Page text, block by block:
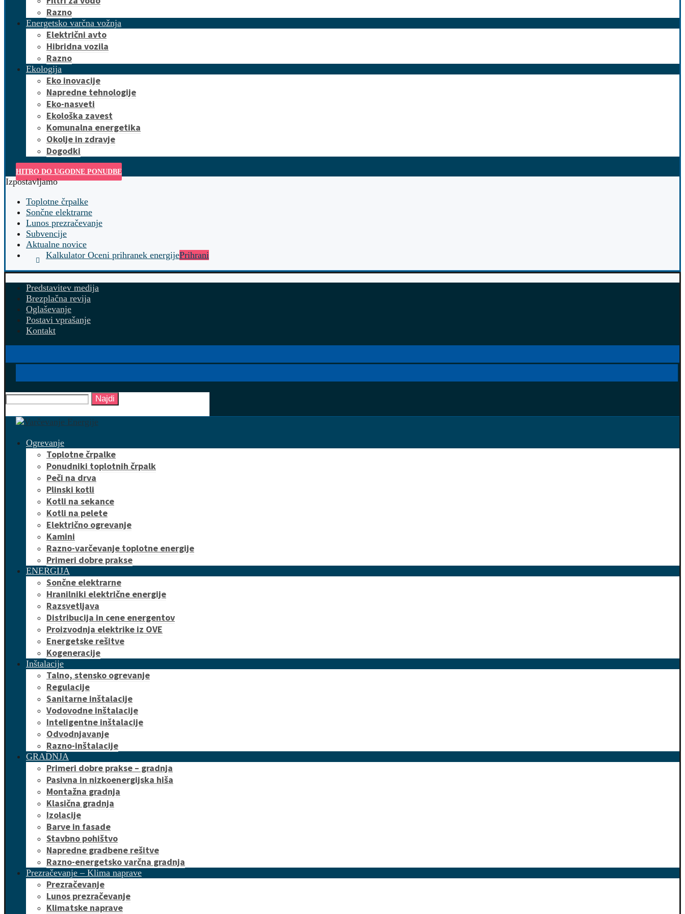
Razno
Energetsko varčna vožnja
Električni avto
Hibridna vozila
Razno
Ekologija
Eko inovacije
Napredne tehnologije
Eko-nasveti
Ekološka zavest
Komunalna energetika
Okolje in zdravje
Dogodki
HITRO DO UGODNE PONUDBE
Izpostavljamo
Toplotne črpalke
Sončne elektrarne
Lunos prezračevanje
Subvencije
Aktualne novice
Kalkulator Oceni prihranek energijePrihrani
Predstavitev medija
Brezplačna revija
Oglaševanje
Postavi vprašanje
Kontakt
Najdi
Ogrevanje
Toplotne črpalke
Ponudniki toplotnih črpalk
Peči na drva
Plinski kotli
Kotli na sekance
Kotli na pelete
Električno ogrevanje
Kamini
Razno-varčevanje toplotne energije
Primeri dobre prakse
ENERGIJA
Sončne elektrarne
Hranilniki električne energije
Razsvetljava
Distribucija in cene energentov
Proizvodnja elektrike iz OVE
Energetske rešitve
Kogeneracije
Inštalacije
Talno, stensko ogrevanje
Regulacije
Sanitarne inštalacije
Vodovodne inštalacije
Inteligentne inštalacije
Odvodnjavanje
Razno-inštalacije
GRADNJA
Primeri dobre prakse – gradnja
Pasivna in nizkoenergijska hiša
Montažna gradnja
Klasična gradnja
Izolacije
Barve in fasade
Stavbno pohištvo
Napredne gradbene rešitve
Razno-energetsko varčna gradnja
Prezračevanje – Klima naprave
Prezračevanje
Lunos prezračevanje
Klimatske naprave